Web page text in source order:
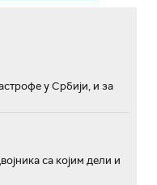
у Србији, и за
са којим дели и